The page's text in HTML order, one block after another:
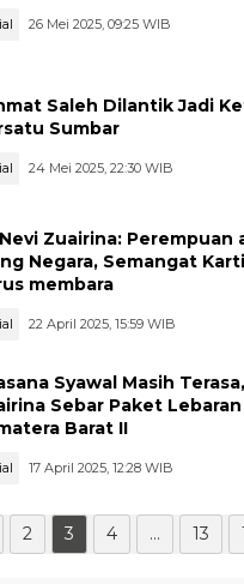
26 Mei 2025, 09:25 WIB
Saleh Dilantik Jadi
Sumbar
24 Mei 2025, 22:30 WIB
Zuairina: Perempuan
Negara, Semangat
membara
22 April 2025, 15:59 WIB
Syawal Masih
Sebar Paket
Barat II
17 April 2025, 12:28 WIB
2 3 4 ... 13